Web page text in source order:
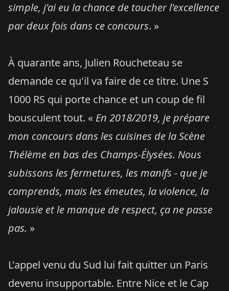
simple, j'ai eu la chance de toucher l'excellence
par deux fois dans ce concours. »
À quarante ans, Julien Roucheteau se
demande ce qu'il va faire de ce titre. Une S
1000 RS qui porte chance et un coup de fil
bousculent tout. « En 2018/2019, je prépare
mon concours dans les cuisines de la Scène
Thélème en bas des Champs-Élysées. Nous
subissons les fermetures, les manifs - que je
comprends, mais les émeutes, la violence, la
jalousie et le manque de respect, ça ne passe
pas. »
L'appel venu du Sud lui fait quitter un Paris
devenu insupportable. Entre Nice et le Cap